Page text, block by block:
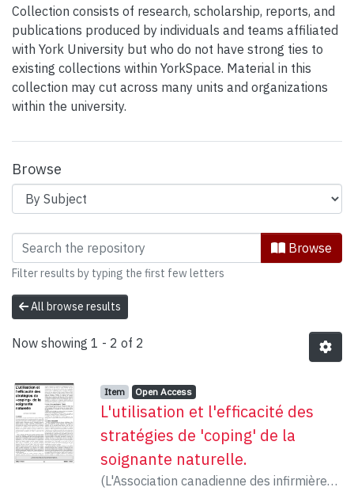
Collection consists of research, scholarship, reports, and
publications produced by individuals and teams affiliated
with York University but who do not have strong ties to
existing collections within YorkSpace. Material in this
collection may cut across many units and organizations
within the university.
Browse
Browsing Miscellaneous Holdings by
Browse
Filter results by typing the first few letters
All browse results
Now showing 1 - 2 of 2
Item type:
Item, Access status:
Open Access,
L'utilisation et l'efficacité des
stratégies de 'coping' de la
soignante naturelle.
(L'Association canadienne des infirmières